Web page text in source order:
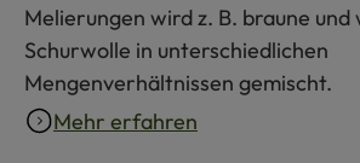
Melierungen wird z. B. braune und
Schurwolle in unterschiedlichen
Mengenverhältnissen gemischt.
Mehr erfahren